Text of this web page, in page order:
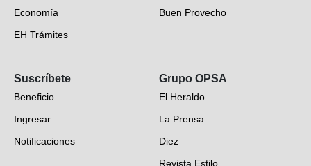
Economía
EH Trámites
EH Verifica
Fotogalerías
Deportes
Videos
Buen Provecho
Suscríbete
Beneficio
Ingresar
Notificaciones
Grupo OPSA
El Heraldo
La Prensa
Diez
Revista Estilo